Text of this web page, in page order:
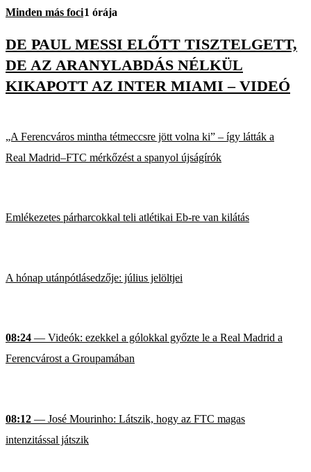
Minden más foci1 órája
DE PAUL MESSI ELŐTT TISZTELGETT,
DE AZ ARANYLABDÁS NÉLKÜL
KIKAPOTT AZ INTER MIAMI – VIDEÓ
„A Ferencváros mintha tétmeccsre jött volna ki” – így látták a
Real Madrid–FTC mérkőzést a spanyol újságírók
Emlékezetes párharcokkal teli atlétikai Eb-re van kilátás
A hónap utánpótlásedzője: július jelöltjei
08:24 — Videók: ezekkel a gólokkal győzte le a Real Madrid a
Ferencvárost a Groupamában
08:12 — José Mourinho: Látszik, hogy az FTC magas
intenzitással játszik